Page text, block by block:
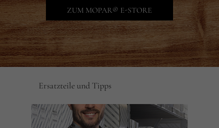
ZUM MOPAR® E-STORE
Ersatzteile und Tipps